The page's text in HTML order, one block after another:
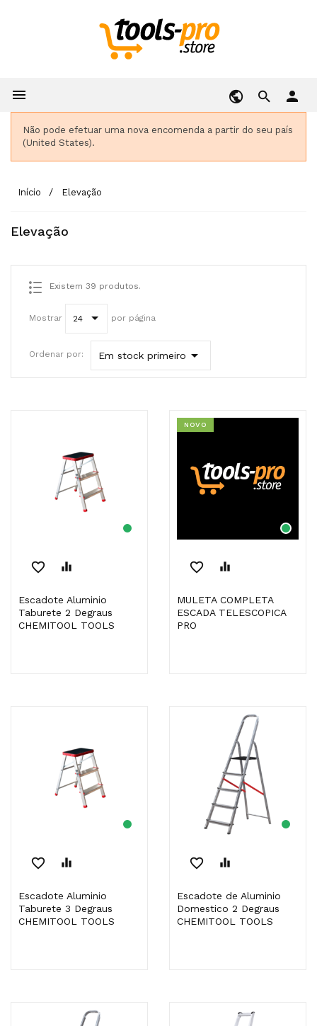
 person
Não pode efetuar uma nova encomenda a partir do seu país
(United States).
Início Elevação
Elevação
Existem 39 produtos.
Mostrar 24 por página
Ordenar por: Em stock primeiro 
favorite_border equalizer
Escadote Aluminio
Taburete 2 Degraus
CHEMITOOL TOOLS
NOVO
favorite_border equalizer
MULETA COMPLETA
ESCADA TELESCOPICA
PRO
favorite_border equalizer
Escadote Aluminio
Taburete 3 Degraus
CHEMITOOL TOOLS
favorite_border equalizer
Escadote de Aluminio
Domestico 2 Degraus
CHEMITOOL TOOLS